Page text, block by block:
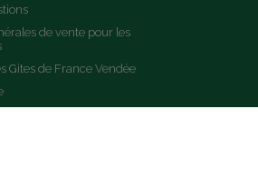
de vente pour les
Gites de France Vendée